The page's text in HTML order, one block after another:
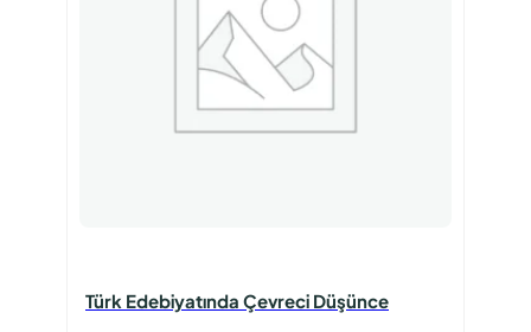
Türk Edebiyatında Çevreci Düşünce